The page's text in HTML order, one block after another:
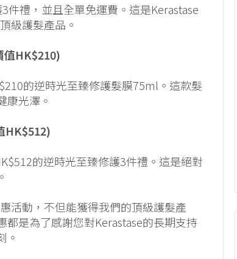
件禮，並且全單免運費。這是Kerastase
級護髮產品。
值HK$210)
的逆時光至臻修護髮膜75ml。這款髮
康光澤。
HK$512)
的逆時光至臻修護3件禮。這是絕對
活動，不但能獲得我們的頂級護髮產
是為了感謝您對Kerastase的長期支持
。